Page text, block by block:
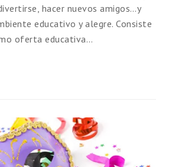
hacer nuevos amigos…y
educativo y alegre. Consiste
oferta educativa…